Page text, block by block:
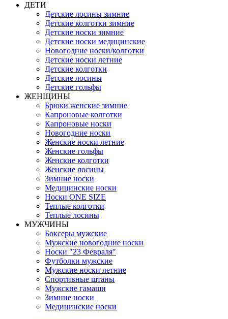
ДЕТИ
Детские лосины зимние
Детские колготки зимние
Детские носки зимние
Детские носки медицинские
Новогодние носки/колготки
Детские носки летние
Детские колготки
Детские лосины
Детские гольфы
ЖЕНЩИНЫ
Брюки женские зимние
Капроновые колготки
Капроновые носки
Новогодние носки
Женские носки летние
Женские гольфы
Женские колготки
Женские лосины
Зимние носки
Медицинские носки
Носки ONE SIZE
Теплые колготки
Теплые лосины
МУЖЧИНЫ
Боксеры мужские
Мужские новогодние носки
Носки "23 Февраля"
Футболки мужские
Мужские носки летние
Спортивные штаны
Мужские гамаши
Зимние носки
Медицинские носки